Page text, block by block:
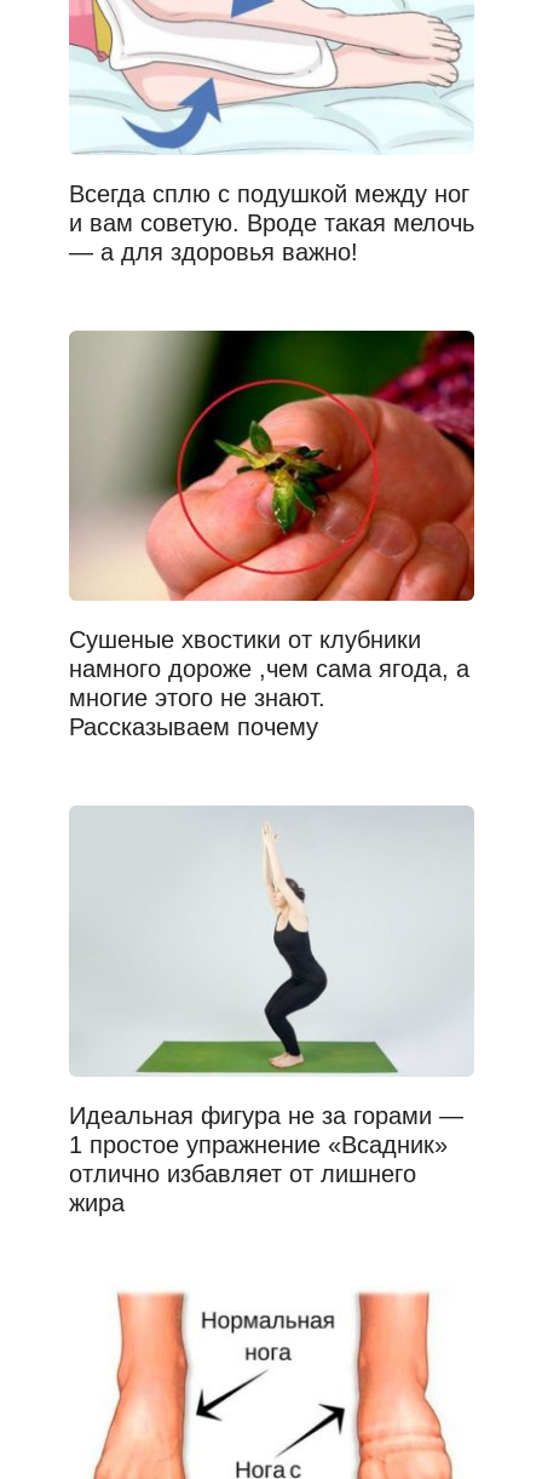
Всегда сплю с подушкой между ног
и вам советую. Вроде такая мелочь
— а для здоровья важно!
Сушеные хвостики от клубники
намного дороже ,чем сама ягода, а
многие этого не знают.
Рассказываем почему
Идеальная фигура не за горами —
1 простое упражнение «Всадник»
отлично избавляет от лишнего
жира